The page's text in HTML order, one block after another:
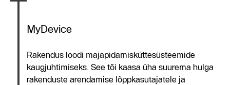
MyDevice
Rakendus loodi majapidamisküttesüsteemide
kaugjuhtimiseks. See tõi kaasa üha suurema hulga
rakenduste arendamise lõppkasutajatele ja